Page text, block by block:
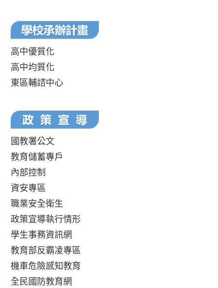
高中優質化
高中均質化
東區輔諮中心
國教署公文
教育儲蓄專戶
內部控制
資安專區
職業安全衛生
政策宣導執行情形
學生事務資訊網
教育部反霸凌專區
機車危險感知教育
全民國防教育網